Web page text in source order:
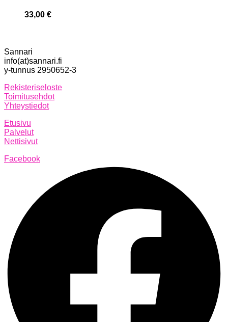
33,00 €
Sannari
info(at)sannari.fi
y-tunnus 2950652-3
Rekisteriseloste
Toimitusehdot
Yhteystiedot
Etusivu
Palvelut
Nettisivut
Facebook